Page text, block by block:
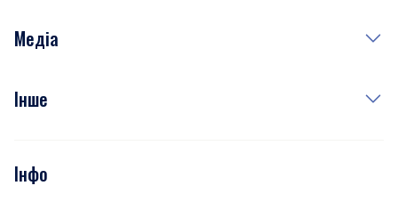
Рецепти
Медіа
Фото
Подкасти
Інше
Тести
Інфо